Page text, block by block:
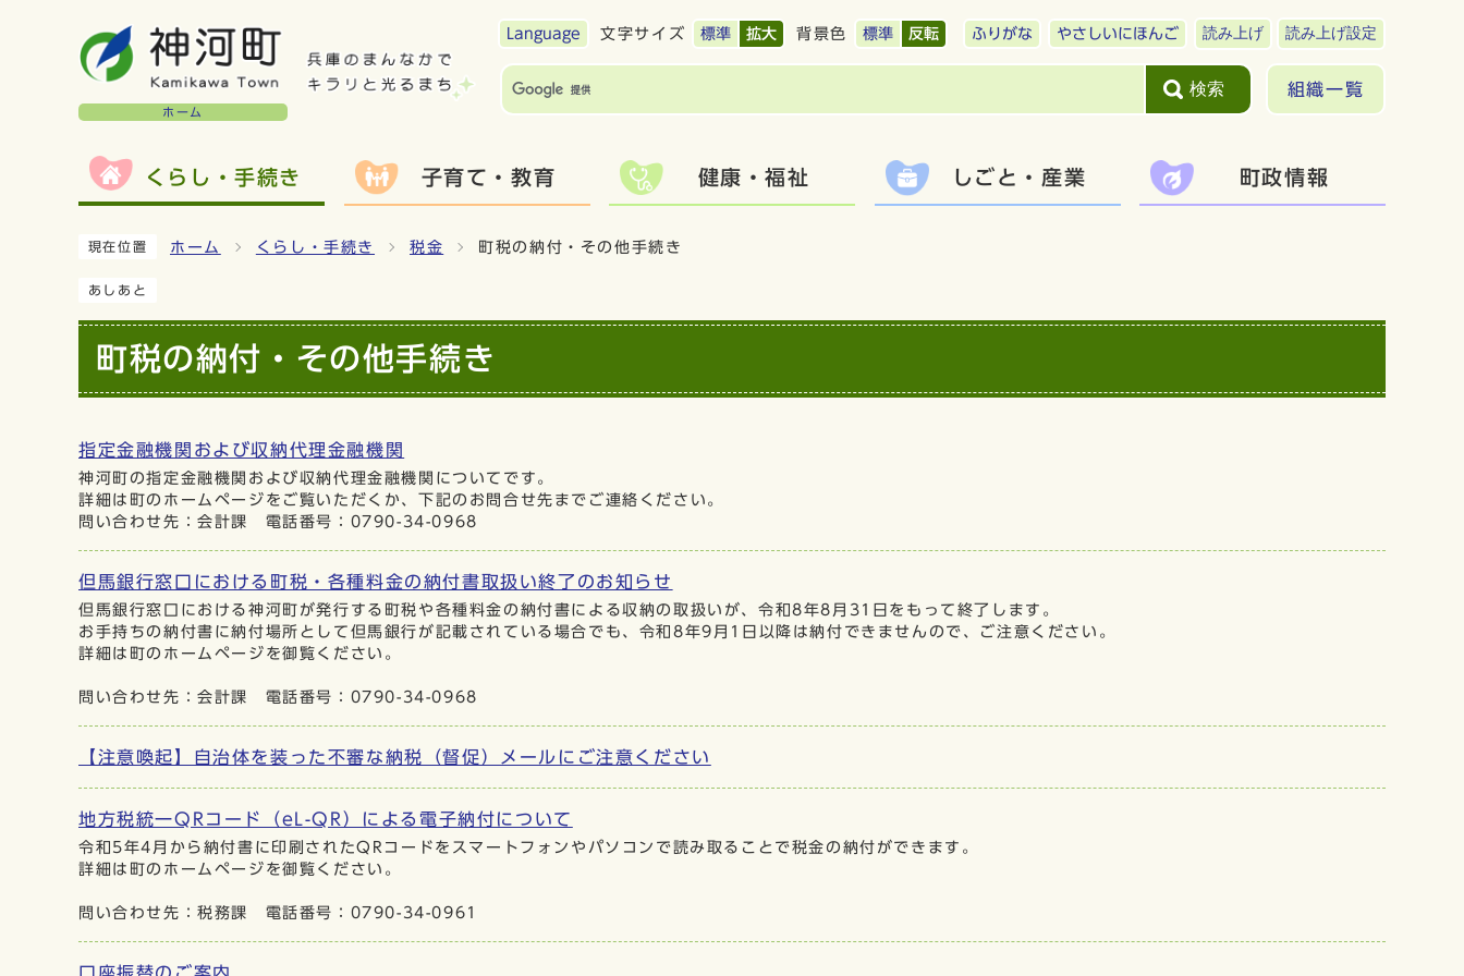
ホーム
Language 文字サイズ 標準 拡大 背景色 標準 反転 ふりがな やさしいにほんご 読み上げ 読み上げ設定
検索 組織一覧
くらし・手続き 子育て・教育 健康・福祉 しごと・産業 町政情報
現在位置 ホーム くらし・手続き 税金 町税の納付・その他手続き
あしあと
町税の納付・その他手続き
指定金融機関および収納代理金融機関
神河町の指定金融機関および収納代理金融機関についてです。
詳細は町のホームページをご覧いただくか、下記のお問合せ先までご連絡ください。
問い合わせ先：会計課 電話番号：0790-34-0968
但馬銀行窓口における町税・各種料金の納付書取扱い終了のお知らせ
但馬銀行窓口における神河町が発行する町税や各種料金の納付書による収納の取扱いが、令和8年8月31日をもって終了します。
お手持ちの納付書に納付場所として但馬銀行が記載されている場合でも、令和8年9月1日以降は納付できませんので、ご注意ください。
詳細は町のホームページを御覧ください。
問い合わせ先：会計課 電話番号：0790-34-0968
【注意喚起】自治体を装った不審な納税（督促）メールにご注意ください
地方税統一QRコード（eL-QR）による電子納付について
令和5年4月から納付書に印刷されたQRコードをスマートフォンやパソコンで読み取ることで税金の納付ができます。
詳細は町のホームページを御覧ください。
問い合わせ先：税務課 電話番号：0790-34-0961